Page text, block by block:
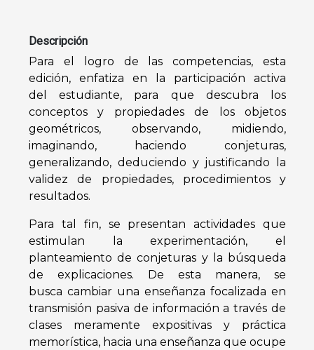
Descripción
Para el logro de las competencias, esta
edición, enfatiza en la participación activa
delestudiante, para que descubra los
conceptos y propiedades de los objetos
geométricos, observando, midiendo,
imaginando, haciendo conjeturas,
generalizando, deduciendo y justificando la
validez de propiedades, procedimientos y
resultados.
Para tal fin, se presentan actividades que
estimulan la experimentación, el
planteamiento de conjeturas y la búsqueda
de explicaciones. De esta manera, se
busca cambiar una enseñanza focalizada en
transmisión pasiva de información a travésde
clases meramente expositivas y práctica
memorística, hacia una enseñanza queocupe